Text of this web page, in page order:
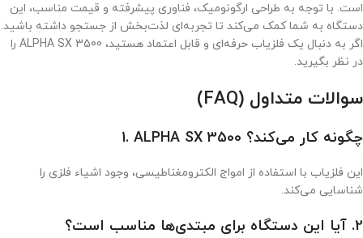
است. با توجه به طراحی ارگونومیک، فناوری پیشرفته و قیمت مناسب، این
دستگاه به شما کمک می‌کند تا تجربه‌ای لذت‌بخش از جستجو داشته باشید.
اگر به دنبال یک فلزیاب حرفه‌ای و قابل اعتماد هستید، ALPHA SX 3500 را
در نظر بگیرید.
سوالات متداول (FAQ)
1. ALPHA SX 3500 چگونه کار می‌کند؟
این فلزیاب با استفاده از امواج الکترومغناطیسی، وجود اشیاء فلزی را
شناسایی می‌کند.
2. آیا این دستگاه برای مبتدی‌ها مناسب است؟